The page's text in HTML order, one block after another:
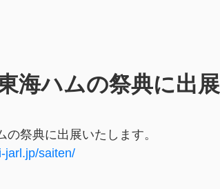
海ハムの祭典に出展
の祭典に出展いたします。
jarl.jp/saiten/